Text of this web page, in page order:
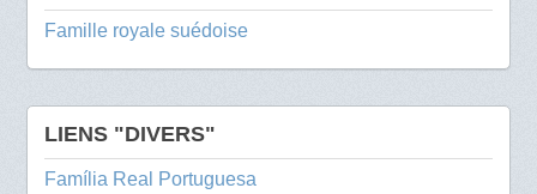
Famille royale suédoise
LIENS "DIVERS"
Família Real Portuguesa